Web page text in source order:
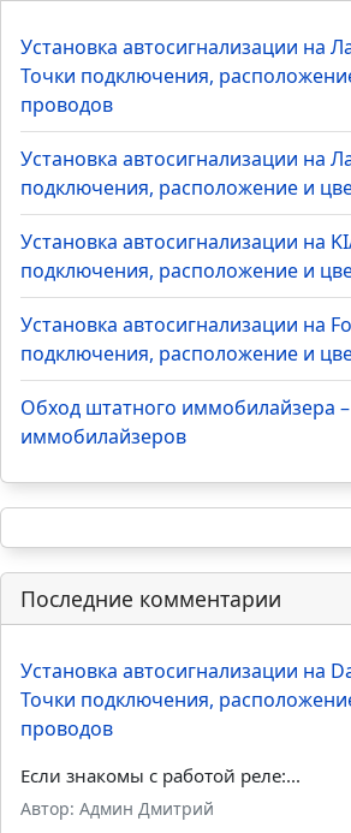
Установка автосигнализации на
Точки подключения,
проводов
Установка автосигнализации на
подключения, расположение и
Установка автосигнализации на
подключения, расположение и
Установка автосигнализации на
подключения, расположение и
Обход штатного иммобилайзера
иммобилайзеров
Последние комментарии
Установка автосигнализации на
Точки подключения,
проводов
Если знакомы с работой реле:...
Автор: Админ Дмитрий